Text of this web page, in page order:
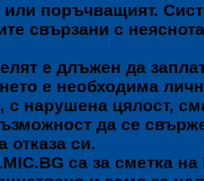
поръчващият.
свързани с
е длъжен да
е необходима
с нарушена цялост,
да се
отказа си.
са за сметка на